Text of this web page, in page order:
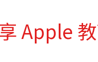
Apple